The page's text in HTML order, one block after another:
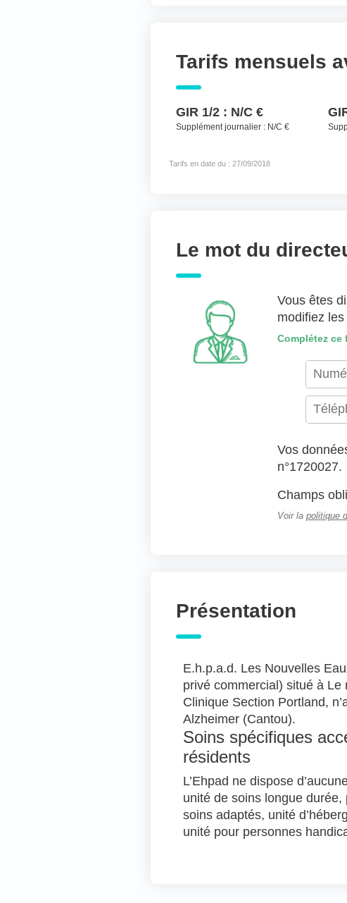
Tarifs mensuels
GIR 1/2 : N/C €
Supplément journalier : N/C €
Tarifs en date du : 27/09/2018
Le mot du
Vous êtes
modifiez
Complétez
Vos
n°1720027.
Champs
Voir la politique
Présentation
E.h.p.a.d. Les Nouvelles
privé commercial) situé à Le
Clinique Section Portland,
Alzheimer (Cantou).
Soins spécifiques
résidents
L’Ehpad ne dispose
unité de soins longue durée,
soins adaptés, unité
unité pour personnes